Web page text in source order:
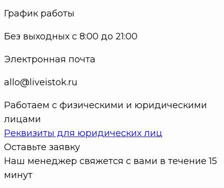
График работы
Без выходных с 8:00 до 21:00
Электронная почта
allo@liveistok.ru
Работаем с физическими и юридическими
лицами
Реквизиты для юридических лиц
Оставьте заявку
Наш менеджер свяжется с вами в течение 15
минут